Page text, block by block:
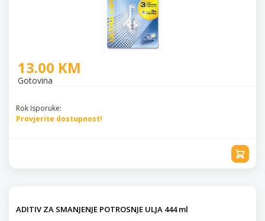
13.00 KM
Gotovina
Rok Isporuke:
Provjerite dostupnost!
ADITIV ZA SMANJENJE POTROSNJE ULJA 444 ml